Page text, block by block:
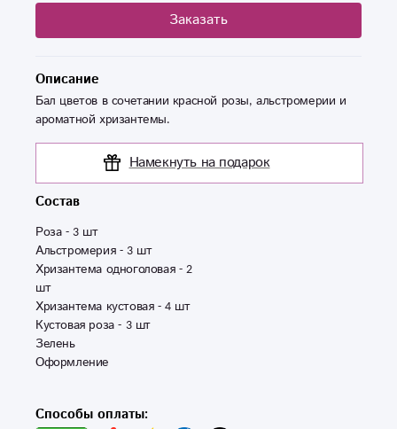
Заказать
Описание
Бал цветов в сочетании красной розы, альстромерии и
ароматной хризантемы.
Намекнуть на подарок
Состав
Роза - 3 шт
Альстромерия - 3 шт
Хризантема одноголовая - 2
шт
Хризантема кустовая - 4 шт
Кустовая роза - 3 шт
Зелень
Оформление
Способы оплаты: